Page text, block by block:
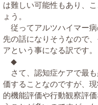
は難しい可能性もあり、
ょう。
従ってアルツハイマー
先の話になりそうなので
アという事になる訳です。
◆
◆
さて、認知症ケアで最
価することなのですが、現
的機能評価や行動観察評